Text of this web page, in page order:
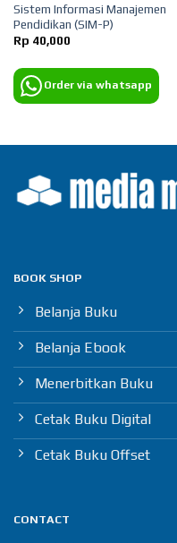
Sistem Informasi Manajemen
Pendidikan (SIM-P)
Rp 40,000
Order via whatsapp
BOOK SHOP
Belanja Buku
Belanja Ebook
Menerbitkan Buku
Cetak Buku Digital
Cetak Buku Offset
CONTACT